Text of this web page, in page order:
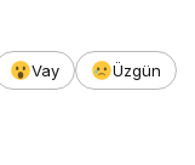
Vay
Üzgün